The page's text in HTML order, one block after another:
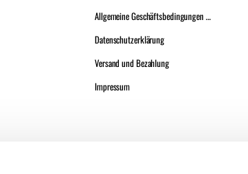
Allgemeine Geschäftsbedingungen (A.G.B.)
Datenschutzerklärung
Versand und Bezahlung
Impressum